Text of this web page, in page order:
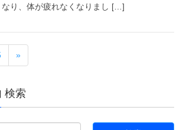
り、体が疲れなくなりまし […]
»
検索